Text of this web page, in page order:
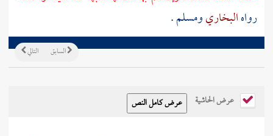
رواهالبخاريومسلم.
التالي السابق
عرض الحاشية